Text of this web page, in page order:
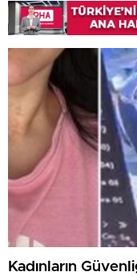
Kadınların